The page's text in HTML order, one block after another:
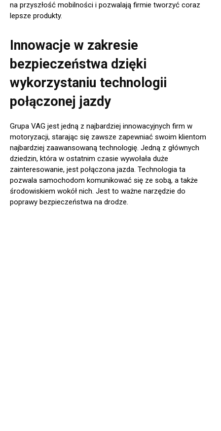
na przyszłość mobilności i pozwalają firmie tworzyć coraz
lepsze produkty.
Innowacje w zakresie
bezpieczeństwa dzięki
wykorzystaniu technologii
połączonej jazdy
Grupa VAG jest jedną z najbardziej innowacyjnych firm w
motoryzacji, starając się zawsze zapewniać swoim klientom
najbardziej zaawansowaną technologię. Jedną z głównych
dziedzin, która w ostatnim czasie wywołała duże
zainteresowanie, jest połączona jazda. Technologia ta
pozwala samochodom komunikować się ze sobą, a także
środowiskiem wokół nich. Jest to ważne narzędzie do
poprawy bezpieczeństwa na drodze.